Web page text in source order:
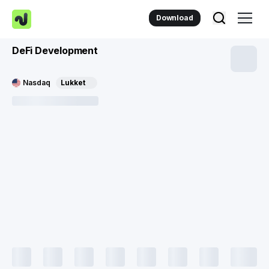
Download
DeFi Development
Nasdaq Lukket